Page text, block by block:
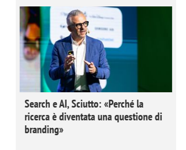
Search e AI, Sciutto: «Perché la
ricerca è diventata una questione di
branding»